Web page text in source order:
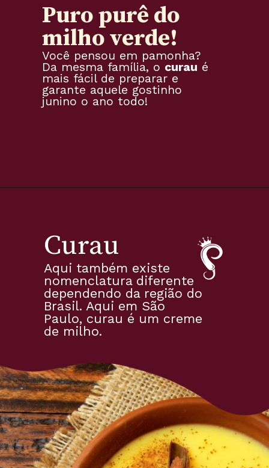
Você pensou em pamonha?
Da mesma família, o curau é
mais fácil de preparar e
garante aquele gostinho
junino o ano todo!
Puro purê do
milho verde!
Aqui também existe
nomenclatura diferente
dependendo da região do
Brasil. Aqui em São
Paulo, curau é um creme
de milho.
Curau